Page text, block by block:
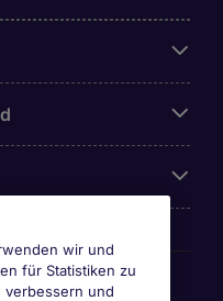
wir und
für Statistiken zu
verbessern und